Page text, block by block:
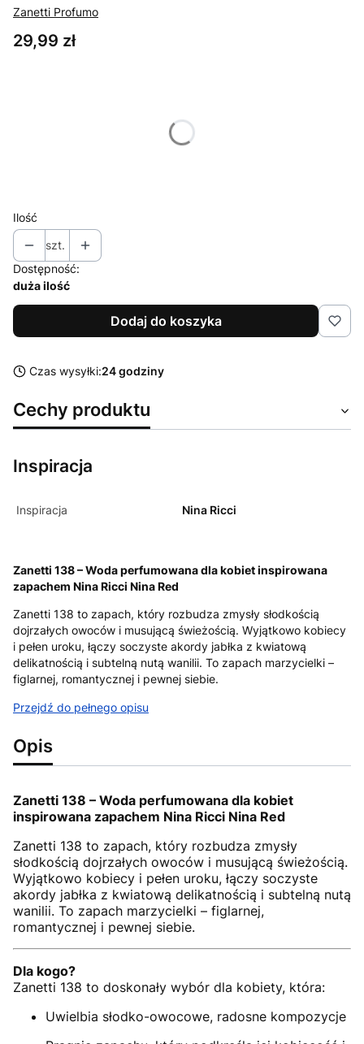
Zanetti Profumo
Cena
29,99 zł
Ilość
szt.
Dostępność:
duża ilość
Dodaj do koszyka
Czas wysyłki:24 godziny
Cechy produktu
Inspiracja
Inspiracja Nina Ricci
Zanetti 138 – Woda perfumowana dla kobiet inspirowana
zapachem Nina Ricci Nina Red
Zanetti 138 to zapach, który rozbudza zmysły słodkością
dojrzałych owoców i musującą świeżością. Wyjątkowo kobiecy
i pełen uroku, łączy soczyste akordy jabłka z kwiatową
delikatnością i subtelną nutą wanilii. To zapach marzycielki –
figlarnej, romantycznej i pewnej siebie.
Przejdź do pełnego opisu
Opis
Zanetti 138 – Woda perfumowana dla kobiet
inspirowana zapachem Nina Ricci Nina Red
Zanetti 138 to zapach, który rozbudza zmysły
słodkością dojrzałych owoców i musującą świeżością.
Wyjątkowo kobiecy i pełen uroku, łączy soczyste
akordy jabłka z kwiatową delikatnością i subtelną nutą
wanilii. To zapach marzycielki – figlarnej,
romantycznej i pewnej siebie.
Dla kogo?
Zanetti 138 to doskonały wybór dla kobiety, która:
Uwielbia słodko-owocowe, radosne kompozycje